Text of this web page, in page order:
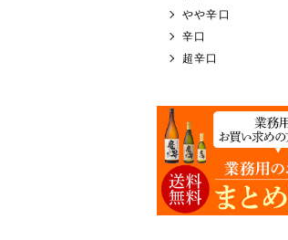
やや辛口
辛口
超辛口